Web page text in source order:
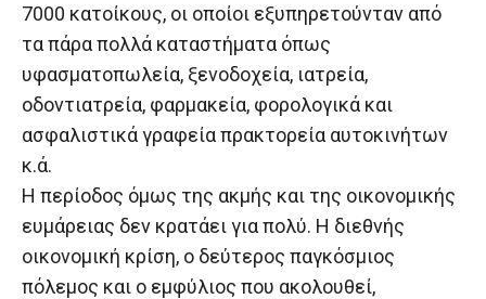
7000 κατοίκους, οι οποίοι εξυπηρετούνταν από
τα πάρα πολλά καταστήματα όπως
υφασματοπωλεία, ξενοδοχεία, ιατρεία,
οδοντιατρεία, φαρμακεία, φορολογικά και
ασφαλιστικά γραφεία πρακτορεία αυτοκινήτων
κ.ά.
Η περίοδος όμως της ακμής και της οικονομικής
ευμάρειας δεν κρατάει για πολύ. Η διεθνής
οικονομική κρίση, ο δεύτερος παγκόσμιος
πόλεμος και ο εμφύλιος που ακολουθεί,